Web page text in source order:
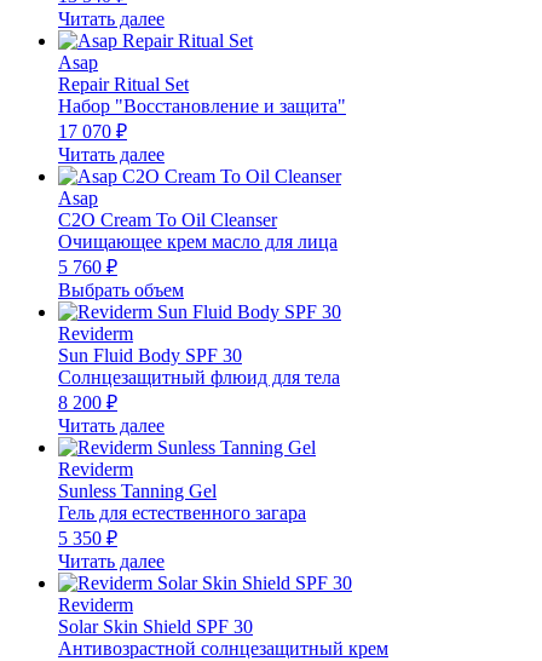
Читать далее
Asap
Repair Ritual Set
Набор "Восстановление и защита"
17 070 ₽
Читать далее
Asap
C2O Cream To Oil Cleanser
Очищающее крем масло для лица
5 760 ₽
Выбрать объем
Reviderm
Sun Fluid Body SPF 30
Солнцезащитный флюид для тела
8 200 ₽
Читать далее
Reviderm
Sunless Tanning Gel
Гель для естественного загара
5 350 ₽
Читать далее
Reviderm
Solar Skin Shield SPF 30
Антивозрастной солнцезащитный крем